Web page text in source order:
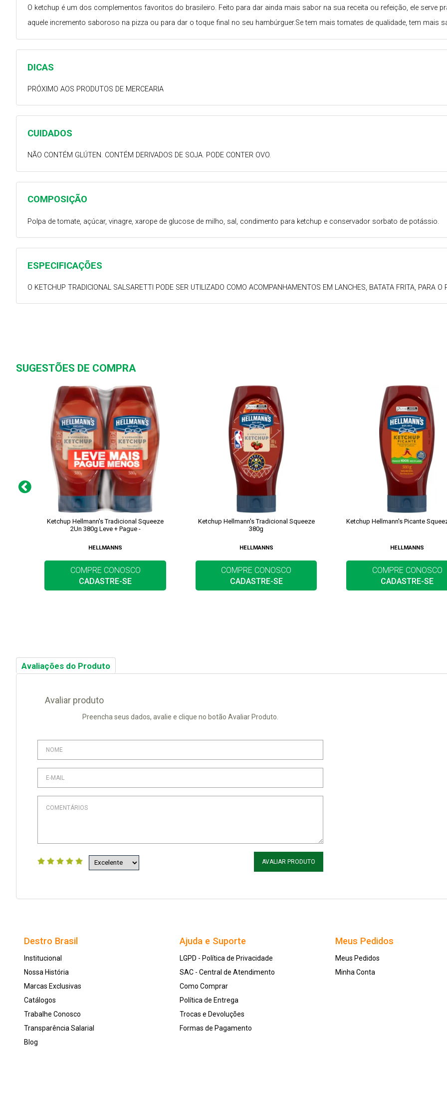
ESPECIFICAÇÕES
O KETCHUP TRADICIONAL SALSARETTI PODE SER UTILIZADO COMO ACOMPANHAMENTOS EM LANCHES, BATATA FRITA, PARA O
COMPOSIÇÃO
Polpa de tomate, açúcar, vinagre, xarope de glucose de milho, sal, condimento para ketchup e conservador sorbato de potássio.
CUIDADOS
NÃO CONTÉM GLÚTEN. CONTÉM DERIVADOS DE SOJA. PODE CONTER OVO.
DICAS
PRÓXIMO AOS PRODUTOS DE MERCEARIA
O ketchup é um dos complementos favoritos do brasileiro. Feito para dar ainda mais sabor na sua receita ou refeição, ele serve
aquele incremento saboroso na pizza ou para dar o toque final no seu hambúrguer.Se tem mais tomates de qualidade, tem mais
SUGESTÕES DE COMPRA
Ketchup Hellmann's Tradicional Squeeze
2Un 380g Leve + Pague -
HELLMANNS
COMPRE CONOSCO
CADASTRE-SE
Ketchup Hellmann's Tradicional Squeeze
380g
HELLMANNS
COMPRE CONOSCO
CADASTRE-SE
Ketchup Hellmann's Picante
HELLMANNS
COMPRE CONOSCO
CADASTRE-SE
Avaliações do Produto
Avaliar produto
Preencha seus dados, avalie e clique no botão Avaliar Produto.
AVALIAR PRODUTO
Destro Brasil
Institucional
Nossa História
Marcas Exclusivas
Catálogos
Trabalhe Conosco
Transparência Salarial
Blog
Ajuda e Suporte
LGPD - Política de Privacidade
SAC - Central de Atendimento
Como Comprar
Política de Entrega
Trocas e Devoluções
Formas de Pagamento
Meus Pedidos
Meus Pedidos
Minha Conta